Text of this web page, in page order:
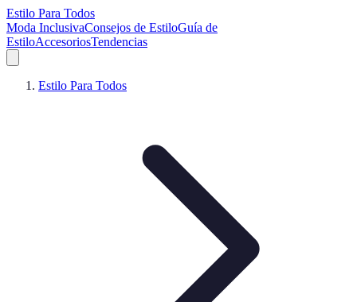
Estilo Para Todos
Moda InclusivaConsejos de EstiloGuía de
EstiloAccesoriosTendencias
Estilo Para Todos